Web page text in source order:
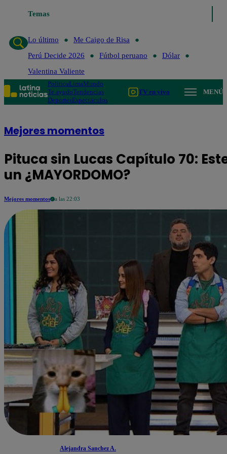
Temas
de Risa Perú Decide 2026
Lo último
Me Caigo de Risa
Perú Decide 2026
Fútbol peruano
Dólar
Valentina Valiente
PolíticaLimaMundo
Te ayudoTendencias
DeportesEspectáculos
TV en vivo MENÚ
Mejores momentos
Pituca sin Lucas Capítulo 70:
un ¿MAYORDOMO?
Mejores momentos a las 22:03
Alejandra Sanchez A.